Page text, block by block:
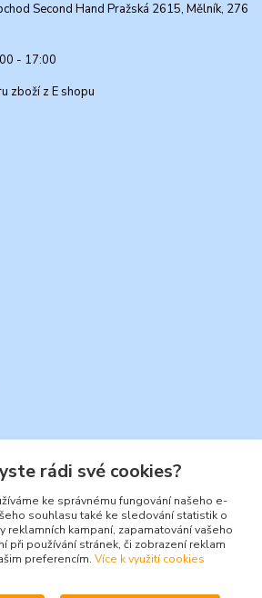
Second Hand Pražská 2615, Mělník, 276
- 17:00
zboží z E shopu
rádi své cookies?
ke správnému fungování našeho e-
souhlasu také ke sledování statistik o
reklamních kampaní, zapamatování vašeho
při používání stránek, či zobrazení reklam
preferencím. Více k využití cookies